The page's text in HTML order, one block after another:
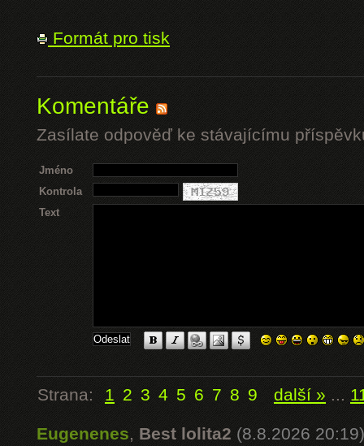
Formát pro tisk
Komentáře
Zasílate odpověď ke stávajícímu
Jméno
Kontrola
Text
Strana: 1 2 3 4 5 6 7 8 9 další » ...
Eugenenes, Best lolita2 (8.8.2026 20:19)